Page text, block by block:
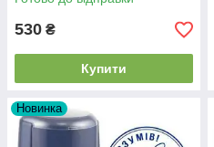
530 ₴
Купити
Новинка